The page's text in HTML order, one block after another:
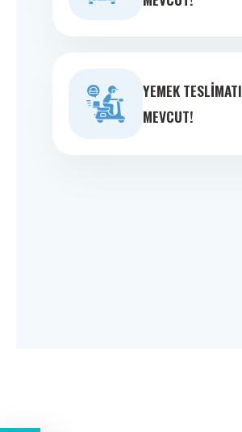
YEMEK TESLIMATI
MEVCUT!